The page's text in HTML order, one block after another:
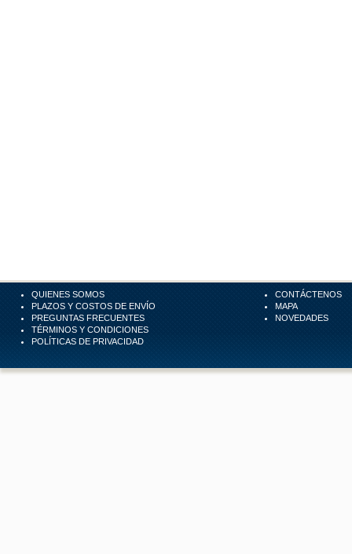
QUIENES SOMOS
PLAZOS Y COSTOS DE ENVÍO
PREGUNTAS FRECUENTES
TÉRMINOS Y CONDICIONES
POLÍTICAS DE PRIVACIDAD
CONTÁCTENOS
MAPA
NOVEDADES